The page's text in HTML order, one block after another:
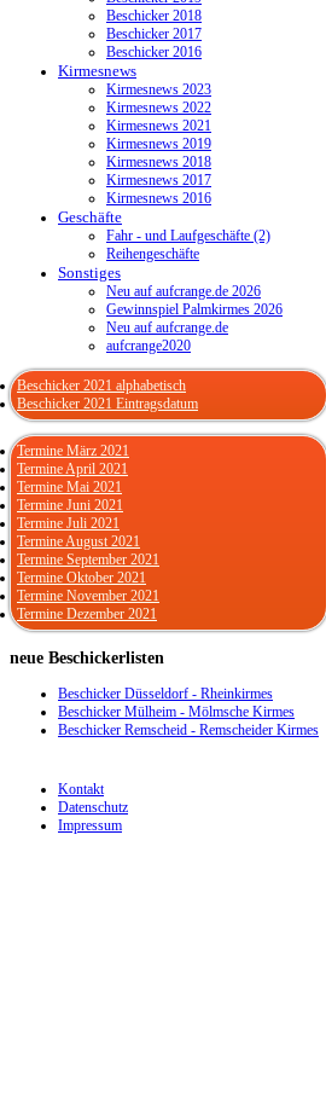
Beschicker 2018
Beschicker 2017
Beschicker 2016
Kirmesnews
Kirmesnews 2023
Kirmesnews 2022
Kirmesnews 2021
Kirmesnews 2019
Kirmesnews 2018
Kirmesnews 2017
Kirmesnews 2016
Geschäfte
Fahr - und Laufgeschäfte (2)
Reihengeschäfte
Sonstiges
Neu auf aufcrange.de 2026
Gewinnspiel Palmkirmes 2026
Neu auf aufcrange.de
aufcrange2020
Beschicker 2021 alphabetisch
Beschicker 2021 Eintragsdatum
Termine März 2021
Termine April 2021
Termine Mai 2021
Termine Juni 2021
Termine Juli 2021
Termine August 2021
Termine September 2021
Termine Oktober 2021
Termine November 2021
Termine Dezember 2021
neue Beschickerlisten
Beschicker Düsseldorf - Rheinkirmes
Beschicker Mülheim - Mölmsche Kirmes
Beschicker Remscheid - Remscheider Kirmes
Kontakt
Datenschutz
Impressum